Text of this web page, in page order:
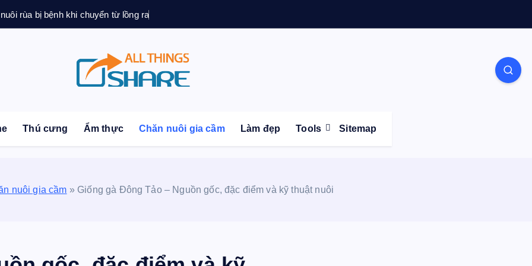
rùa bị bệnh khi chuyển từ lồng ra
Blog | Knowledge | Technology | Tips | Pets | Life
Thú cưng Ẩm thực Chăn nuôi gia cầm Làm đẹp Tools Sitemap
nuôi gia cầm » Giống gà Đông Tảo – Nguồn gốc, đặc điểm và kỹ thuật nuôi